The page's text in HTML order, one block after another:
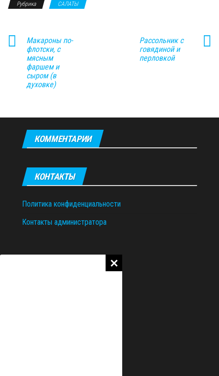
Рубрика САЛАТЫ
Макароны по-
флотски, с
мясным
фаршем и
сыром (в
духовке)
Рассольник с
говядиной и
перловкой
КОММЕНТАРИИ
КОНТАКТЫ
Политика конфиденциальности
Контакты администратора